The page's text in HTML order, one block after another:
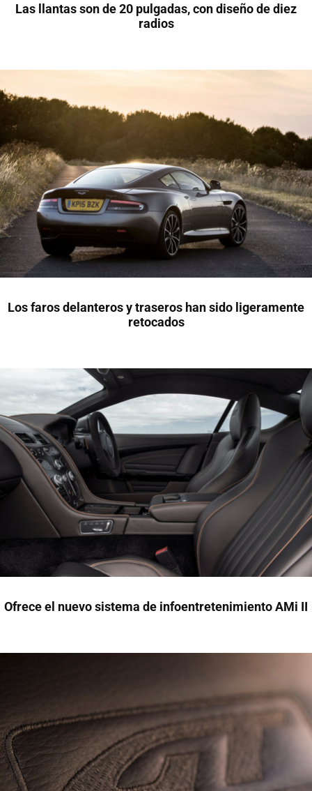
Las llantas son de 20 pulgadas, con diseño de diez
radios
Los faros delanteros y traseros han sido ligeramente
retocados
Ofrece el nuevo sistema de infoentretenimiento AMi II